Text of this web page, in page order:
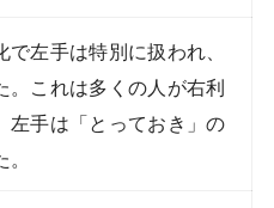
左手は特別に扱われ、
。これは多くの人が右利
左手は「とっておき」の